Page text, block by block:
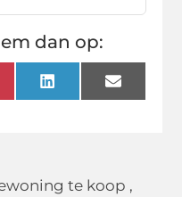
dan op:
LinkedInEmail
te koop ,